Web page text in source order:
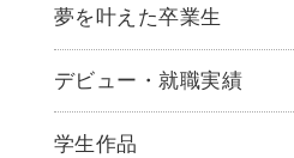
夢を叶えた卒業生
デビュー・就職実績
学生作品